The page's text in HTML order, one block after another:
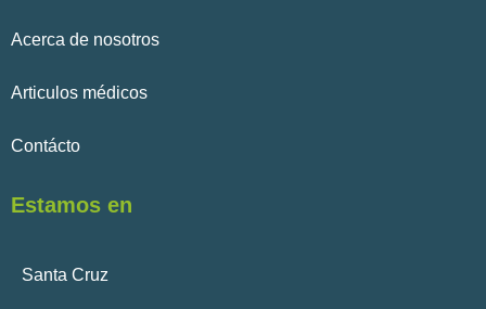
Acerca de nosotros
Articulos médicos
Contácto
Estamos en
Santa Cruz